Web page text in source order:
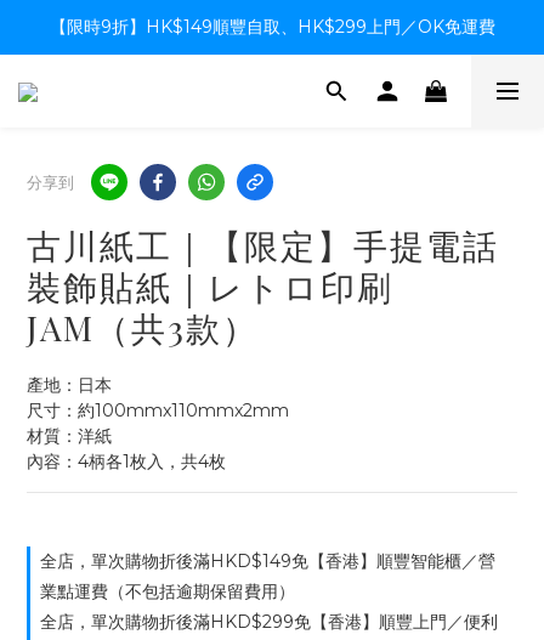
【限時9折】HK$149順豐自取、HK$299上門／OK免運費
【限時9折】HK$149順豐自取、HK$299上門／OK免運費
支付系統升級中，暫停信用卡支付至8月中，造成不便感謝諒解
分享到
古川紙工｜【限定】手提電話
裝飾貼紙｜レトロ印刷
JAM（共3款）
產地：日本
尺寸：約100mmx110mmx2mm
材質：洋紙
內容：4柄各1枚入，共4枚
全店，單次購物折後滿HKD$149免【香港】順豐智能櫃／營
業點運費（不包括逾期保留費用）
全店，單次購物折後滿HKD$299免【香港】順豐上門／便利